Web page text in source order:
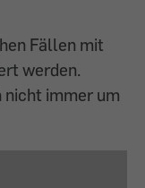
Fällen mit
werden.
nicht immer um